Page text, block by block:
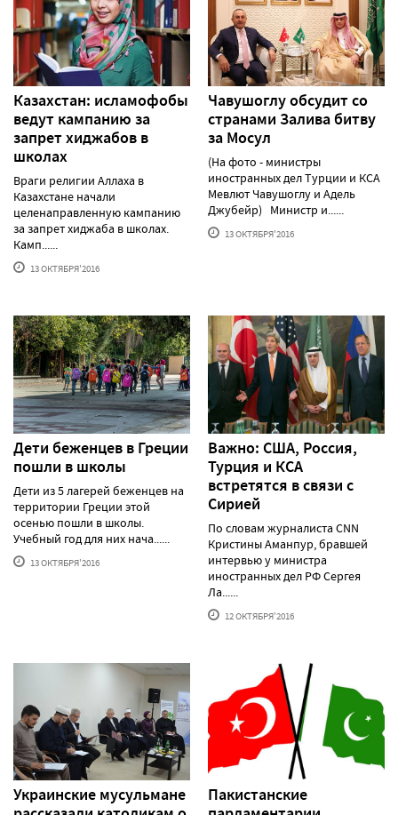
Казахстан: исламофобы
ведут кампанию за
запрет хиджабов в
школах
Враги религии Аллаха в
Казахстане начали
целенаправленную кампанию
за запрет хиджаба в школах.
Камп......
13 ОКТЯБРЯ'2016
Чавушоглу обсудит со
странами Залива битву
за Мосул
(На фото - министры
иностранных дел Турции и КСА
Мевлют Чавушоглу и Адель
Джубейр) Министр и......
13 ОКТЯБРЯ'2016
Дети беженцев в Греции
пошли в школы
Дети из 5 лагерей беженцев на
территории Греции этой
осенью пошли в школы.
Учебный год для них нача......
13 ОКТЯБРЯ'2016
Важно: США, Россия,
Турция и КСА
встретятся в связи с
Сирией
По словам журналиста CNN
Кристины Аманпур, бравшей
интервью у министра
иностранных дел РФ Сергея
Ла......
12 ОКТЯБРЯ'2016
Украинские мусульмане
Пакистанские